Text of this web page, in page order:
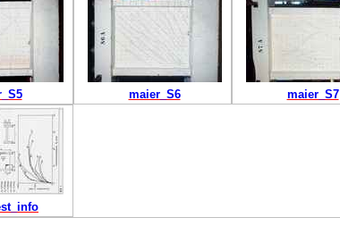
maier_S6 maier_S7